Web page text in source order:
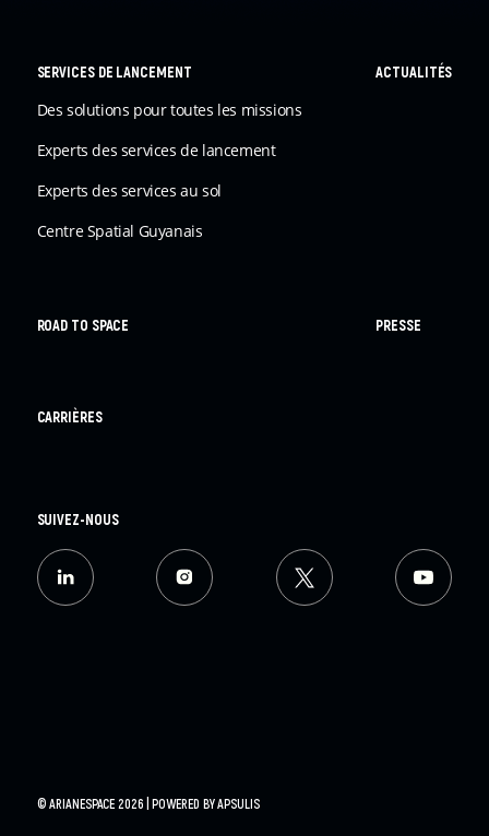
SERVICES DE LANCEMENT
Des solutions pour toutes les missions
Experts des services de lancement
Experts des services au sol
Centre Spatial Guyanais
ACTUALITÉS
ROAD TO SPACE PRESSE
CARRIÈRES
SUIVEZ-NOUS
© ARIANESPACE 2026 | POWERED BYAPSULIS